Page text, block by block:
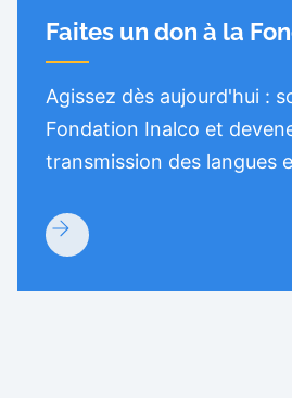
Faites un don à la
Agissez dès aujourd'hui :
Fondation Inalco et
transmission des langues